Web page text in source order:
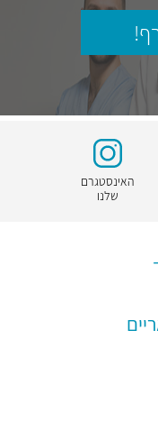
האינסטגרם
שלנו